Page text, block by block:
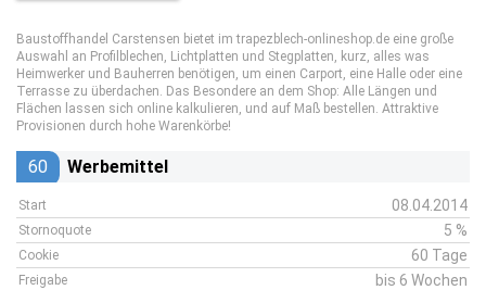
Baustoffhandel Carstensen bietet im trapezblech-onlineshop.de eine große
Auswahl an Profilblechen, Lichtplatten und Stegplatten, kurz, alles was
Heimwerker und Bauherren benötigen, um einen Carport, eine Halle oder eine
Terrasse zu überdachen. Das Besondere an dem Shop: Alle Längen und
Flächen lassen sich online kalkulieren, und auf Maß bestellen. Attraktive
Provisionen durch hohe Warenkörbe!
60 Werbemittel
Start 08.04.2014
Stornoquote 5 %
Cookie 60 Tage
Freigabe bis 6 Wochen